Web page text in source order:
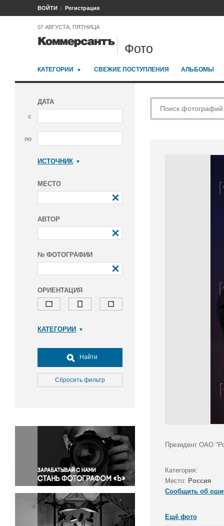
ВОЙТИ Регистрация
07 АВГУСТА, ПЯТНИЦА
Фото
КАТЕГОРИИ СВЕЖИЕ ПОСТУПЛЕНИЯ АЛЬБОМЫ
ДАТА
с
по
ИСТОЧНИК
МЕСТО
АВТОР
№ ФОТОГРАФИИ
ОРИЕНТАЦИЯ
КАТЕГОРИИ
Досуг, туризм и отдых
Культура
Медицина
Окружающая среда
Политика
Правосудие
Происшествия и конфликты
Религия
Светская жизнь
Спорт
Экология
Найти
Сбросить фильтр
Президент ОАО
Категория:
Место: Россия
Сообщить об
Ещё фото